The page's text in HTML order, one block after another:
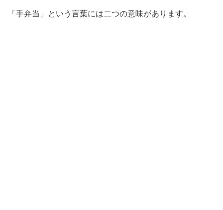
「手弁当」という言葉には二つの意味があります。